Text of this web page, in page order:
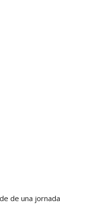
de una jornada